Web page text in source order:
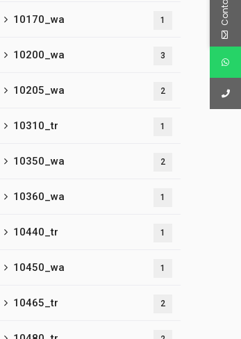
10170_wa 1
10200_wa 3
10205_wa 2
10310_tr 1
10350_wa 2
10360_wa 1
10440_tr 1
10450_wa 1
10465_tr 2